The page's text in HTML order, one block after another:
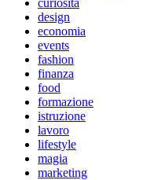
design
economia
events
fashion
finanza
food
formazione
istruzione
lavoro
lifestyle
magia
marketing